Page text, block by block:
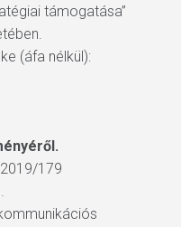
támogatása”
(áfa nélkül):
179